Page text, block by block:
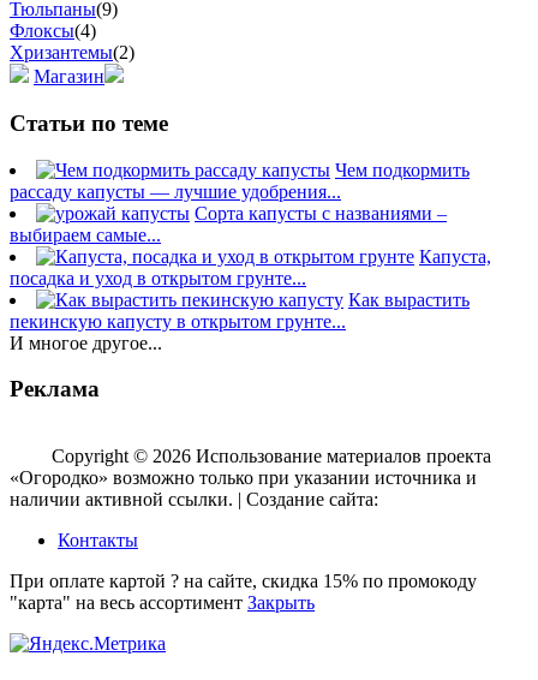
Тюльпаны(9)
Флоксы(4)
Хризантемы(2)
Магазин
Статьи по теме
Чем подкормить
рассаду капусты — лучшие удобрения...
Сорта капусты с названиями –
выбираем самые...
Капуста,
посадка и уход в открытом грунте...
Как вырастить
пекинскую капусту в открытом грунте...
И многое другое...
Реклама
Copyright © 2026 Использование материалов проекта
«Огородко» возможно только при указании источника и
наличии активной ссылки. | Создание сайта:
Контакты
При оплате картой ? на сайте, скидка 15% по промокоду
"карта" на весь ассортимент Закрыть